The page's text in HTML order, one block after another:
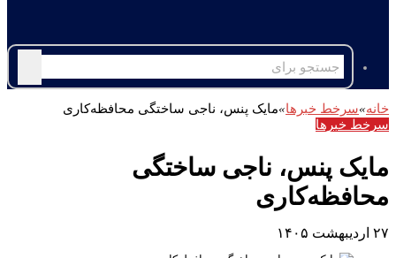
برای
خانه»سرخط خبرها»مایک پنس، ناجی ساختگی محافظه‌کاری
سرخط خبرها
مایک پنس، ناجی ساختگی
محافظه‌کاری
۲۷ اردیبهشت ۱۴۰۵